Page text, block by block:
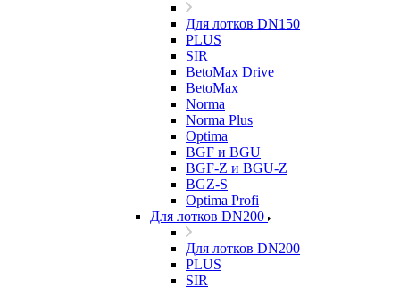
Для лотков DN150
PLUS
SIR
BetoMax Drive
BetoMax
Norma
Norma Plus
Optima
BGF и BGU
BGF-Z и BGU-Z
BGZ-S
Optima Profi
Для лотков DN200
Для лотков DN200
PLUS
SIR